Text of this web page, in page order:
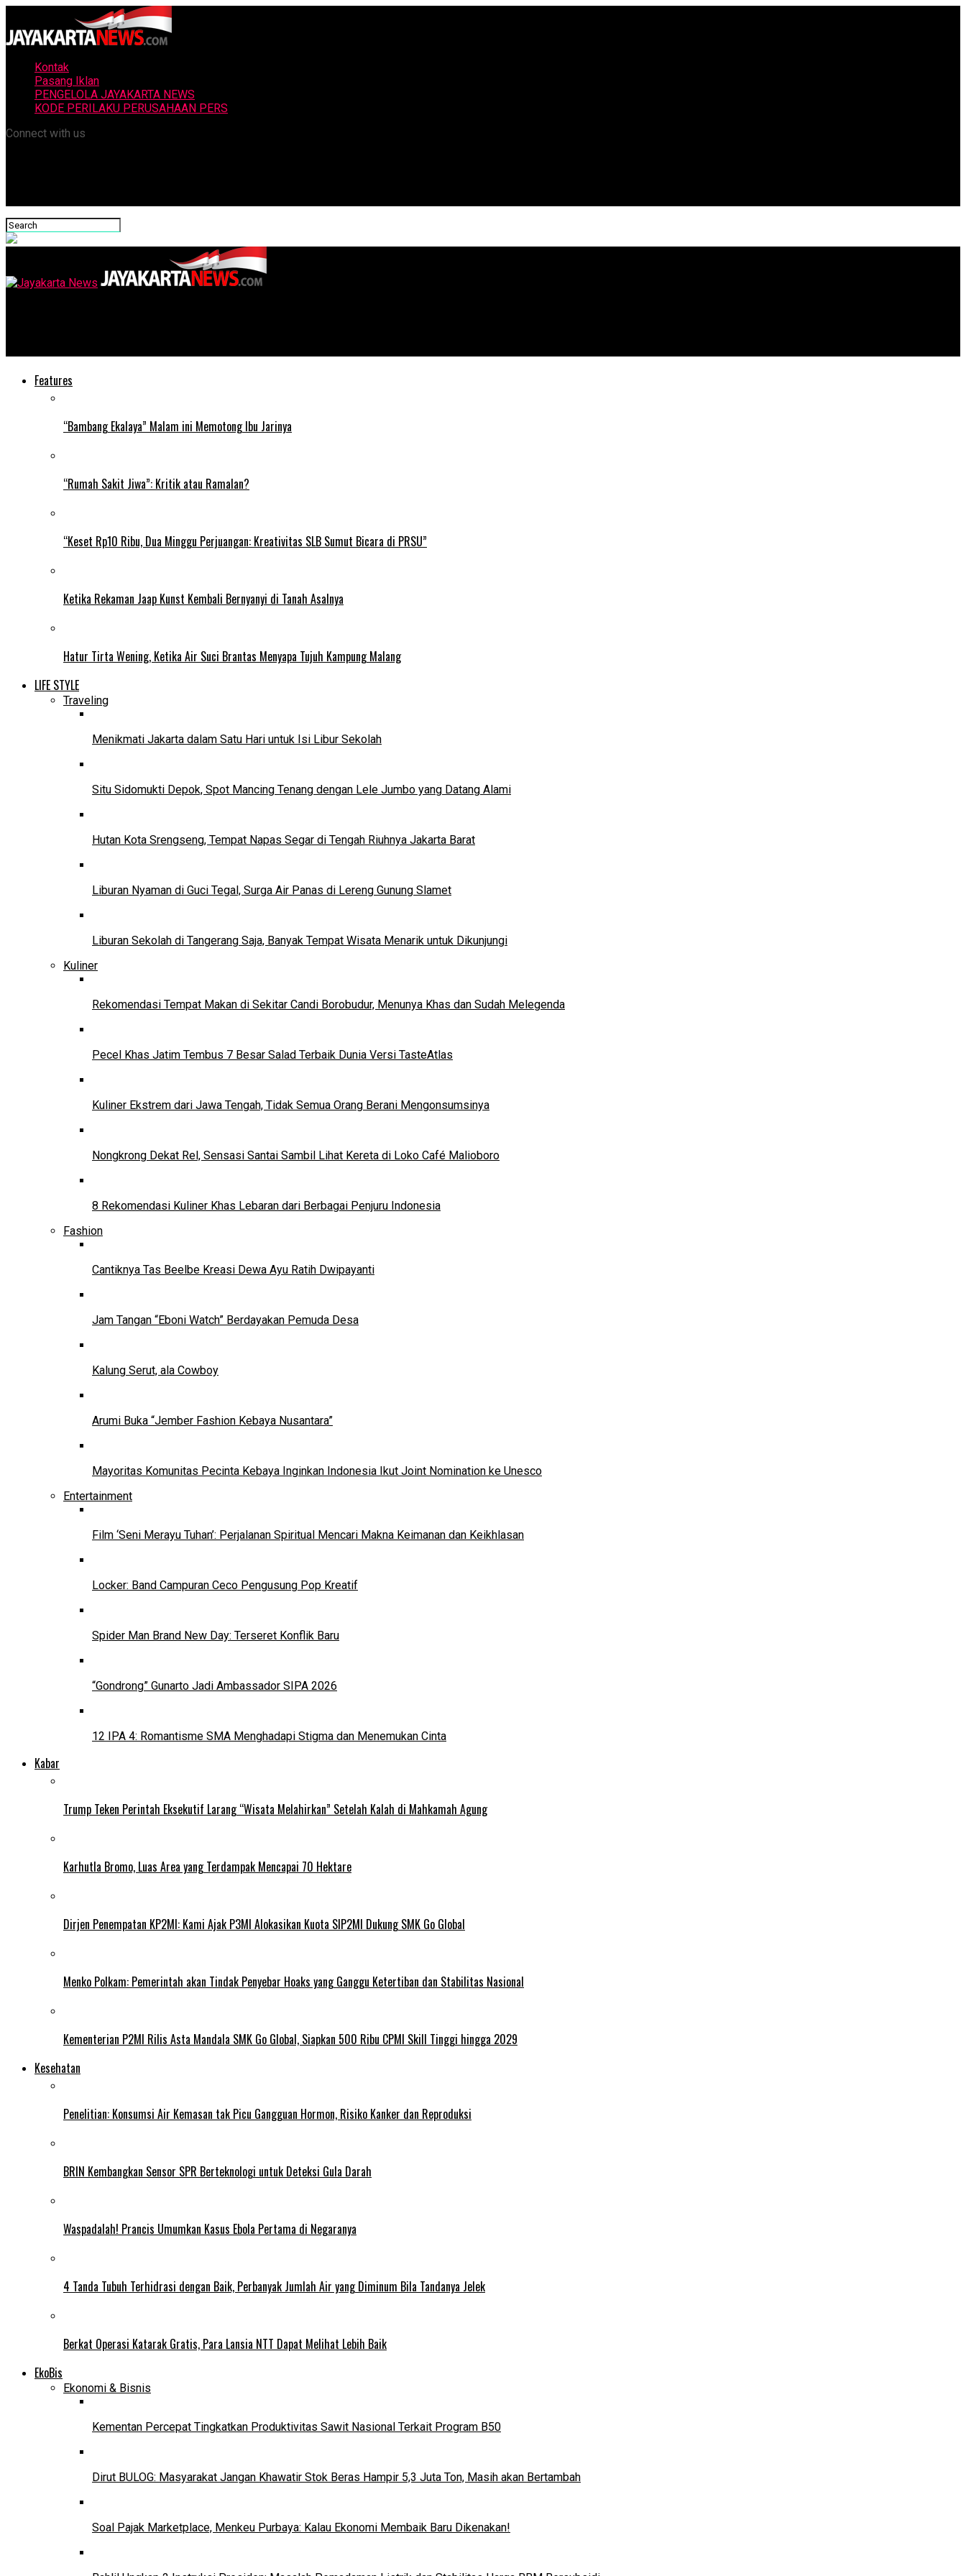
Kontak
Pasang Iklan
PENGELOLA JAYAKARTA NEWS
KODE PERILAKU PERUSAHAAN PERS
Connect with us
Features
“Bambang Ekalaya” Malam ini Memotong Ibu Jarinya
“Rumah Sakit Jiwa”: Kritik atau Ramalan?
“Keset Rp10 Ribu, Dua Minggu Perjuangan: Kreativitas SLB Sumut Bicara di PRSU”
Ketika Rekaman Jaap Kunst Kembali Bernyanyi di Tanah Asalnya
Hatur Tirta Wening, Ketika Air Suci Brantas Menyapa Tujuh Kampung Malang
LIFE STYLE
Traveling
Menikmati Jakarta dalam Satu Hari untuk Isi Libur Sekolah
Situ Sidomukti Depok, Spot Mancing Tenang dengan Lele Jumbo yang Datang Alami
Hutan Kota Srengseng, Tempat Napas Segar di Tengah Riuhnya Jakarta Barat
Liburan Nyaman di Guci Tegal, Surga Air Panas di Lereng Gunung Slamet
Liburan Sekolah di Tangerang Saja, Banyak Tempat Wisata Menarik untuk Dikunjungi
Kuliner
Rekomendasi Tempat Makan di Sekitar Candi Borobudur, Menunya Khas dan Sudah Melegenda
Pecel Khas Jatim Tembus 7 Besar Salad Terbaik Dunia Versi TasteAtlas
Kuliner Ekstrem dari Jawa Tengah, Tidak Semua Orang Berani Mengonsumsinya
Nongkrong Dekat Rel, Sensasi Santai Sambil Lihat Kereta di Loko Café Malioboro
8 Rekomendasi Kuliner Khas Lebaran dari Berbagai Penjuru Indonesia
Fashion
Cantiknya Tas Beelbe Kreasi Dewa Ayu Ratih Dwipayanti
Jam Tangan “Eboni Watch” Berdayakan Pemuda Desa
Kalung Serut, ala Cowboy
Arumi Buka “Jember Fashion Kebaya Nusantara”
Mayoritas Komunitas Pecinta Kebaya Inginkan Indonesia Ikut Joint Nomination ke Unesco
Entertainment
Film ‘Seni Merayu Tuhan’: Perjalanan Spiritual Mencari Makna Keimanan dan Keikhlasan
Locker: Band Campuran Ceco Pengusung Pop Kreatif
Spider Man Brand New Day: Terseret Konflik Baru
“Gondrong” Gunarto Jadi Ambassador SIPA 2026
12 IPA 4: Romantisme SMA Menghadapi Stigma dan Menemukan Cinta
Kabar
Trump Teken Perintah Eksekutif Larang “Wisata Melahirkan” Setelah Kalah di Mahkamah Agung
Karhutla Bromo, Luas Area yang Terdampak Mencapai 70 Hektare
Dirjen Penempatan KP2MI: Kami Ajak P3MI Alokasikan Kuota SIP2MI Dukung SMK Go Global
Menko Polkam: Pemerintah akan Tindak Penyebar Hoaks yang Ganggu Ketertiban dan Stabilitas Nasional
Kementerian P2MI Rilis Asta Mandala SMK Go Global, Siapkan 500 Ribu CPMI Skill Tinggi hingga 2029
Kesehatan
Penelitian: Konsumsi Air Kemasan tak Picu Gangguan Hormon, Risiko Kanker dan Reproduksi
BRIN Kembangkan Sensor SPR Berteknologi untuk Deteksi Gula Darah
Waspadalah! Prancis Umumkan Kasus Ebola Pertama di Negaranya
4 Tanda Tubuh Terhidrasi dengan Baik, Perbanyak Jumlah Air yang Diminum Bila Tandanya Jelek
Berkat Operasi Katarak Gratis, Para Lansia NTT Dapat Melihat Lebih Baik
EkoBis
Ekonomi & Bisnis
Kementan Percepat Tingkatkan Produktivitas Sawit Nasional Terkait Program B50
Dirut BULOG: Masyarakat Jangan Khawatir Stok Beras Hampir 5,3 Juta Ton, Masih akan Bertambah
Soal Pajak Marketplace, Menkeu Purbaya: Kalau Ekonomi Membaik Baru Dikenakan!